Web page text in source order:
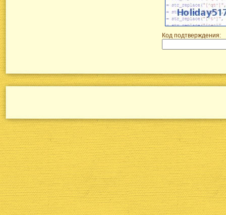
Код подтверждения: